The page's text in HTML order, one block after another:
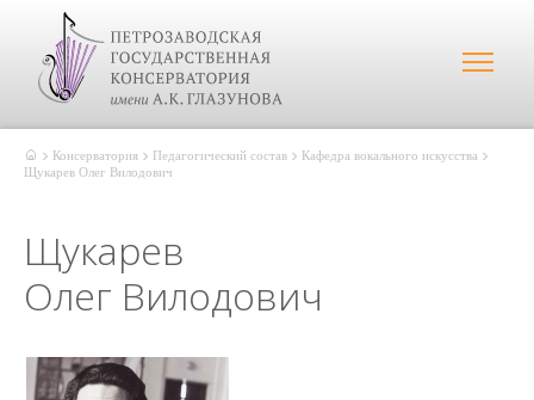
Консерватория Педагогический состав
Кафедра вокального искусства
Щукарев Олег Вилодович
Щукарев
Олег Вилодович